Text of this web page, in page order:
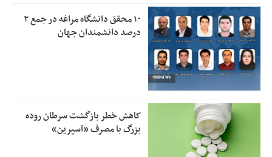
۱۰ محقق دانشگاه مراغه در جمع ۲
درصد دانشمندان جهان
کاهش خطر بازگشت سرطان روده
بزرگ با مصرف «آسپرین»